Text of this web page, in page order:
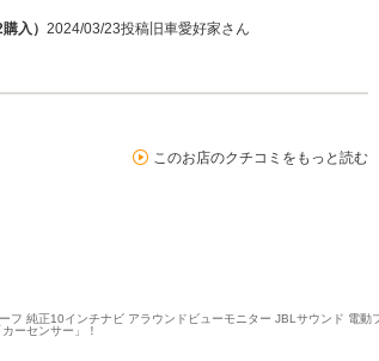
入） 2024/03/23投稿 旧車愛好家さん
このお店のクチコミをもっと読む
純正10インチナビ アラウンドビューモニター JBLサウンド 電動
ーセンサー」！